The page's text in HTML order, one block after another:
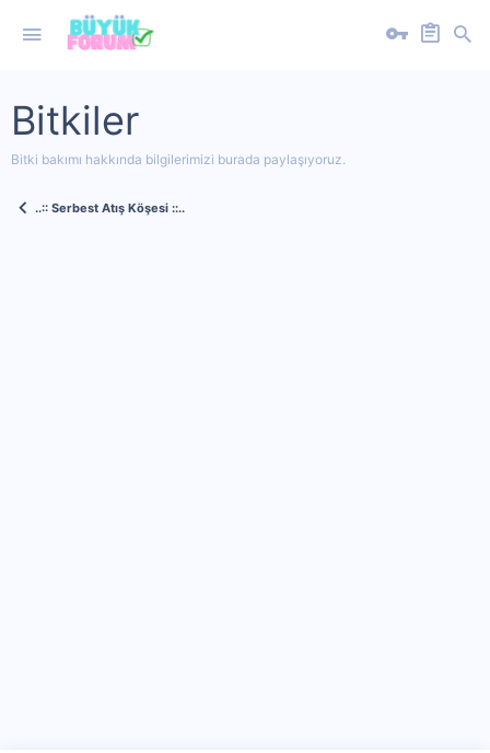
Bitkiler
Bitki bakımı hakkında bilgilerimizi burada paylaşıyoruz.
..:: Serbest Atış Köşesi ::..